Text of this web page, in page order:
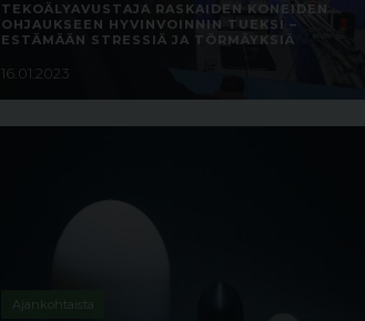
TEKOÄLYAVUSTAJA RASKAIDEN KONEIDEN
OHJAUKSEEN HYVINVOINNIN TUEKSI –
ESTÄMÄÄN STRESSIÄ JA TÖRMÄYKSIÄ
16.01.2023
Ajankohtaista